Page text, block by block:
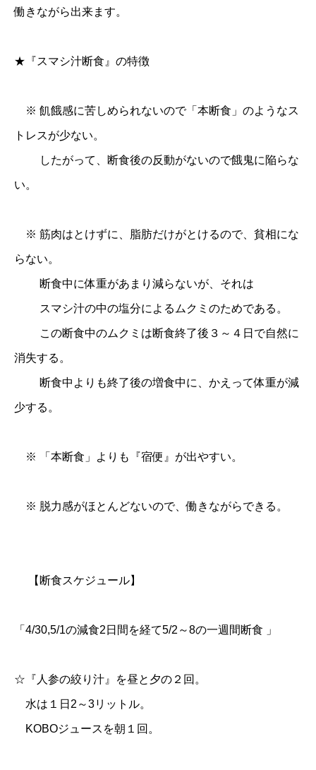
働きながら出来ます。
★『スマシ汁断食』の特徴
※ 飢餓感に苦しめられないので「本断食」のようなス
トレスが少ない。
したがって、断食後の反動がないので餓鬼に陥らな
い。
※ 筋肉はとけずに、脂肪だけがとけるので、貧相にな
らない。
断食中に体重があまり減らないが、それは
スマシ汁の中の塩分によるムクミのためである。
この断食中のムクミは断食終了後３～４日で自然に
消失する。
断食中よりも終了後の増食中に、かえって体重が減
少する。
※ 「本断食」よりも『宿便』が出やすい。
※ 脱力感がほとんどないので、働きながらできる。
【断食スケジュール】
「4/30,5/1の減食2日間を経て5/2～8の一週間断食 」
☆『人参の絞り汁』を昼と夕の２回。
水は１日2～3リットル。
KOBOジュースを朝１回。